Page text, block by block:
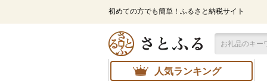
初めての方でも簡単！ふるさと納税サイト
人気ランキング